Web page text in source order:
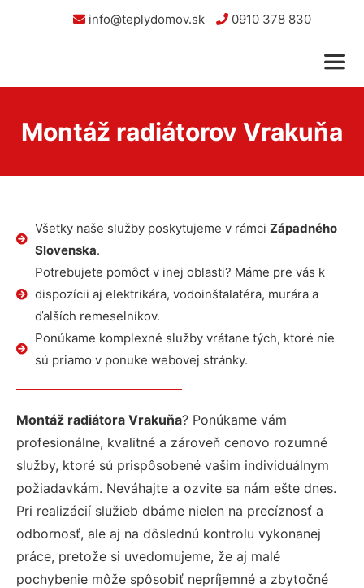
info@teplydomov.sk 0910 378 830
Montáž radiátorov Vrakuňa
Všetky naše služby poskytujeme v rámci Západného
Slovenska.
Potrebujete pomôcť v inej oblasti? Máme pre vás k
dispozícii aj elektrikára, vodoinštalatéra, murára a
ďalších remeselníkov.
Ponúkame komplexné služby vrátane tých, ktoré nie
sú priamo v ponuke webovej stránky.
Montáž radiátora Vrakuňa? Ponúkame vám
profesionálne, kvalitné a zároveň cenovo rozumné
služby, ktoré sú prispôsobené vašim individuálnym
požiadavkám. Neváhajte a ozvite sa nám ešte dnes.
Pri realizácií služieb dbáme nielen na precíznosť a
odbornosť, ale aj na dôslednú kontrolu vykonanej
práce, pretože si uvedomujeme, že aj malé
pochybenie môže spôsobiť nepríjemné a zbytočné